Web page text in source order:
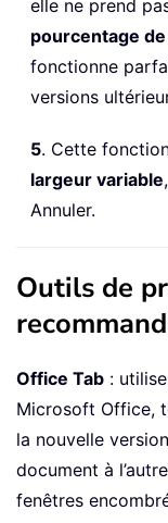
elle ne prend
pourcentage
fonctionne
versions
5. Cette
largeur variable
Annuler.
Outils de
Office Tab :
Microsoft Office,
la nouvelle
document à
fenêtres